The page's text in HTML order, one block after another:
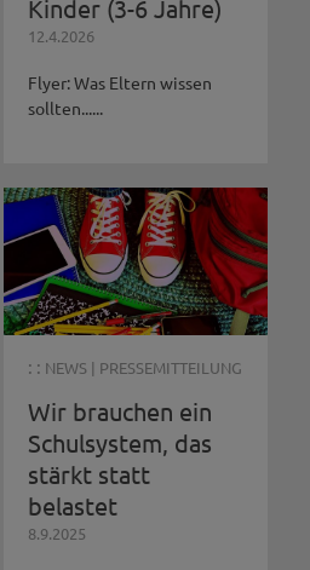
Kinder (3-6 Jahre)
12.4.2026
Flyer: Was Eltern wissen
sollten......
: : NEWS | PRESSEMITTEILUNG
Wir brauchen ein
Schulsystem, das
stärkt statt
belastet
8.9.2025